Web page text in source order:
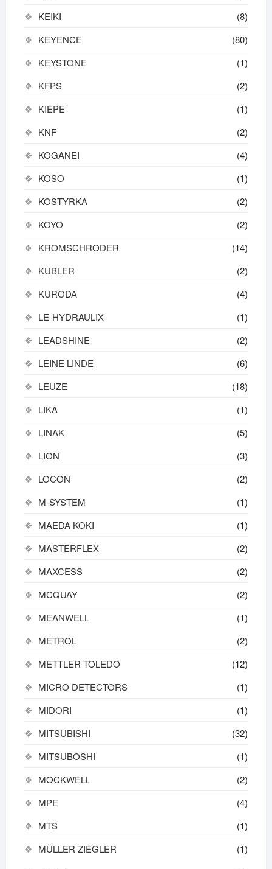
KEIKI
(8)
KEYENCE
(80)
KEYSTONE
(1)
KFPS
(2)
KIEPE
(1)
KNF
(2)
KOGANEI
(4)
KOSO
(1)
KOSTYRKA
(2)
KOYO
(2)
KROMSCHRODER
(14)
KUBLER
(2)
KURODA
(4)
LE-HYDRAULIX
(1)
LEADSHINE
(2)
LEINE LINDE
(6)
LEUZE
(18)
LIKA
(1)
LINAK
(5)
LION
(3)
LOCON
(2)
M-SYSTEM
(1)
MAEDA KOKI
(1)
MASTERFLEX
(2)
MAXCESS
(2)
MCQUAY
(2)
MEANWELL
(1)
METROL
(2)
METTLER TOLEDO
(12)
MICRO DETECTORS
(1)
MIDORI
(1)
MITSUBISHI
(32)
MITSUBOSHI
(1)
MOCKWELL
(2)
MPE
(4)
MTS
(1)
MÜLLER ZIEGLER
(1)